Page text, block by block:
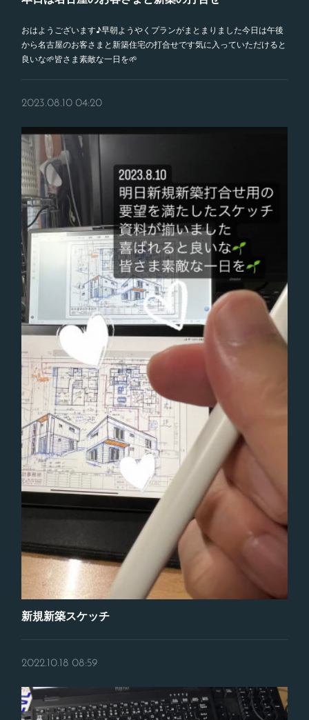
おはようございます♪早朝ようやくプランがまとまりました今日は午後
から名古屋のお客さまと新築住宅の打合せです気に入っていただけると
良いな🌱皆さま素敵な一日を🌱
2023.08.10 04:20
新規新築スケッチ
2022.10.18 08:59